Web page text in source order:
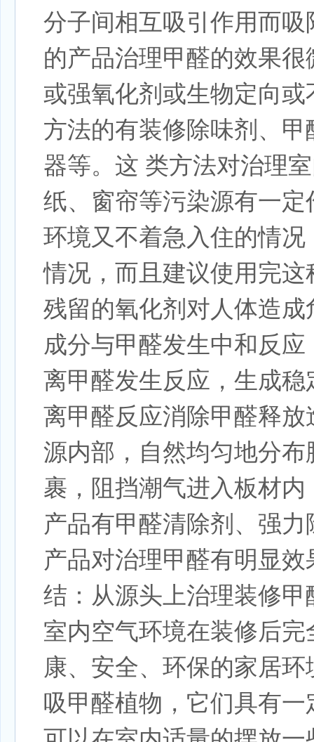
分子间相互吸引作用而
的产品治理甲醛的效果
或强氧化剂或生物定向
方法的有装修除味剂、
器等。这 类方法对治理
纸、窗帘等污染源有一
环境又不着急入住的情
情况，而且建议使用完
残留的氧化剂对人体造
成分与甲醛发生中和反
离甲醛发生反应，生成
离甲醛反应消除甲醛释
源内部，自然均匀地分
裹，阻挡潮气进入板材
产品有甲醛清除剂、强
产品对治理甲醛有明显
结：从源头上治理装修
室内空气环境在装修后
康、安全、环保的家居
吸甲醛植物，它们具有